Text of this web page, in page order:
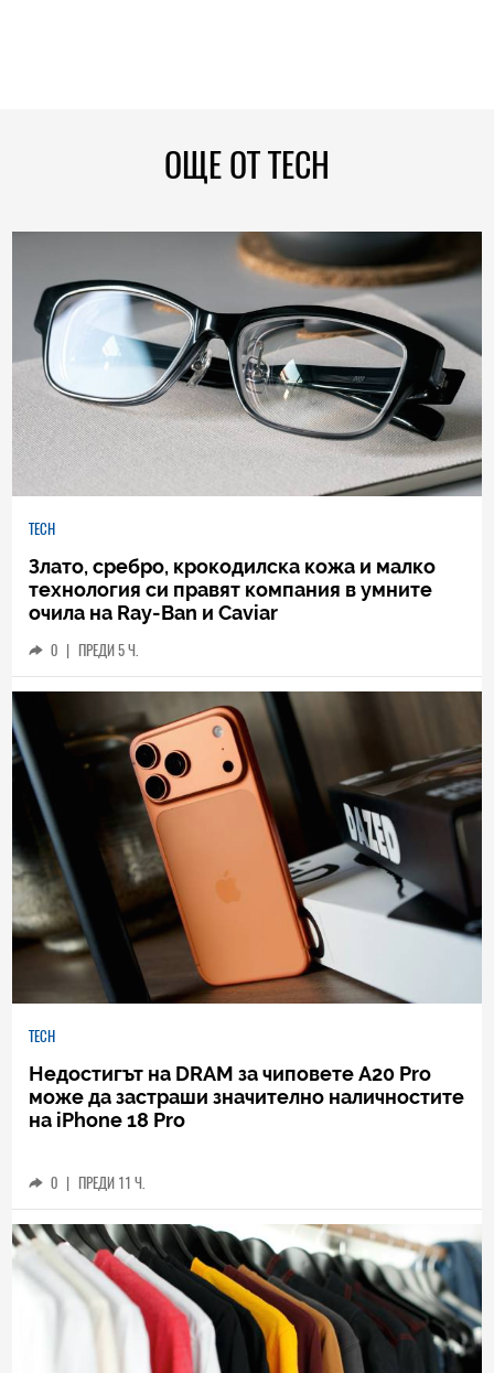
ОЩЕ ОТ TECH
TECH
Злато, сребро, крокодилска кожа и малко
технология си правят компания в умните
очила на Ray-Ban и Caviar
0 | ПРЕДИ 5 Ч.
TECH
Недостигът на DRAM за чиповете A20 Pro
може да застраши значително наличностите
на iPhone 18 Pro
0 | ПРЕДИ 11 Ч.